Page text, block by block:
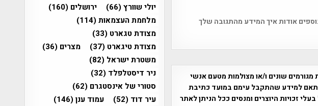
אודות איך המידע מהתגובה שלך
שונים ו/או מצולמות מטעם אנשי
למידע שהתקבל עימם במועד כתיבת
זכויות היוצרים ומנסים ככל הניתן לאתר
יולי שוורץ(66) ירושלים (160)
מלחמת העצמאות(114)
מצודת טגארט (33)
מצודת טיגארט (37) מצרים (36)
משטרת ישראל (82)
ניר דיסטלפלד (32)
סטורי של אינסטגרם (62)
עיר דוד (52) עמוד ענן(146)